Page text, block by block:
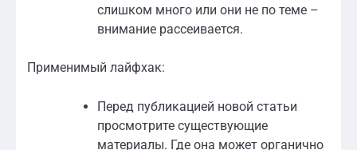
слишком много или они не по теме –
внимание рассеивается.
Применимый лайфхак:
Перед публикацией новой статьи
просмотрите существующие
материалы. Где она может органично